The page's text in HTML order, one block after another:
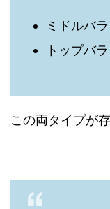
ミドルバ
トップバ
この両タイプが